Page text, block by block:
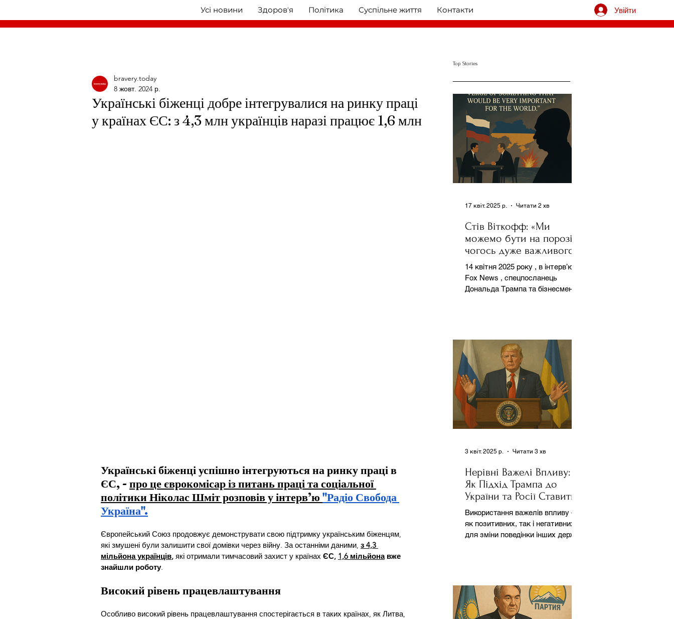
Усі новини Здоровʼя Політика Суспільне життя Контакти Увійти
Українські біженці добре інтегрувалися на ринку праці
у країнах ЄС: з 4,3 млн українців наразі працює 1,6 млн
bravery.today
8 жовт. 2024 р.
Українські біженці успішно інтегруються на ринку праці в
ЄС, - про це єврокомісар із питань праці та соціальної
політики Ніколас Шміт розповів у інтерв’ю "Радіо Свобода
Україна".
Європейський Союз продовжує демонструвати свою підтримку українським біженцям,
які змушені були залишити свої домівки через війну. За останніми даними, з 4,3
мільйона українців, які отримали тимчасовий захист у країнах ЄС, 1,6 мільйона вже
знайшли роботу.
Високий рівень працевлаштування
Особливо високий рівень працевлаштування спостерігається в таких країнах, як Литва,
Top Stories
Стів Віткофф: «Ми
можемо бути на порозі
чогось дуже важливого
для світу» — але що це
означає?
14 квітня 2025 року , в інтерв’ю на
Fox News , спецпосланець
Дональда Трампа та бізнесмен
17 квіт. 2025 р. Читати 2 хв
Нерівні Важелі Впливу:
Як Підхід Трампа до
України та Росії Ставить
під Сумнів Американську
Держполітику
Використання важелів впливу –
як позитивних, так і негативних –
для зміни поведінки інших держав
3 квіт. 2025 р. Читати 3 хв